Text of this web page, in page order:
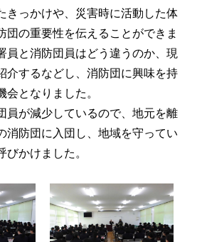
っかけや、災害時に活動した体
団の重要性を伝えることができま
員と消防団員はどう違うのか、現
介するなどし、消防団に興味を持
会となりました。
が減少しているので、地元を離
消防団に入団し、地域を守ってい
びかけました。